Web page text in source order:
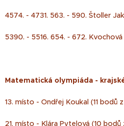
4574. - 4731. 563. - 590. Štoller
5390. - 5516. 654. - 672.
Matematická olympiáda -
13. místo - Ondřej Koukal (11 bodů
21. místo - Klára Pytelová (10 bodů